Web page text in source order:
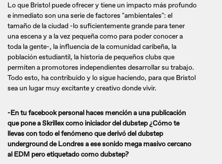
Lo que Bristol puede ofrecer y tiene un impacto más profundo
e inmediato son una serie de factores "ambientales": el
tamaño de la ciudad -lo suficientemente grande para tener
una escena y a la vez pequeña como para poder conocer a
toda la gente-, la influencia de la comunidad caribeña, la
población estudiantil, la historia de pequeños clubs que
permiten a promotores independientes desarrollar su trabajo.
Todo esto, ha contribuido y lo sigue haciendo, para que Bristol
sea un lugar muy excitante y creativo donde vivir.
-En tu facebook personal haces mención a una publicación
que pone a Skrillex como iniciador del dubstep ¿Cómo te
llevas con todo el fenómeno que derivó del dubstep
underground de Londres a ese sonido mega masivo cercano
al EDM pero etiquetado como dubstep?